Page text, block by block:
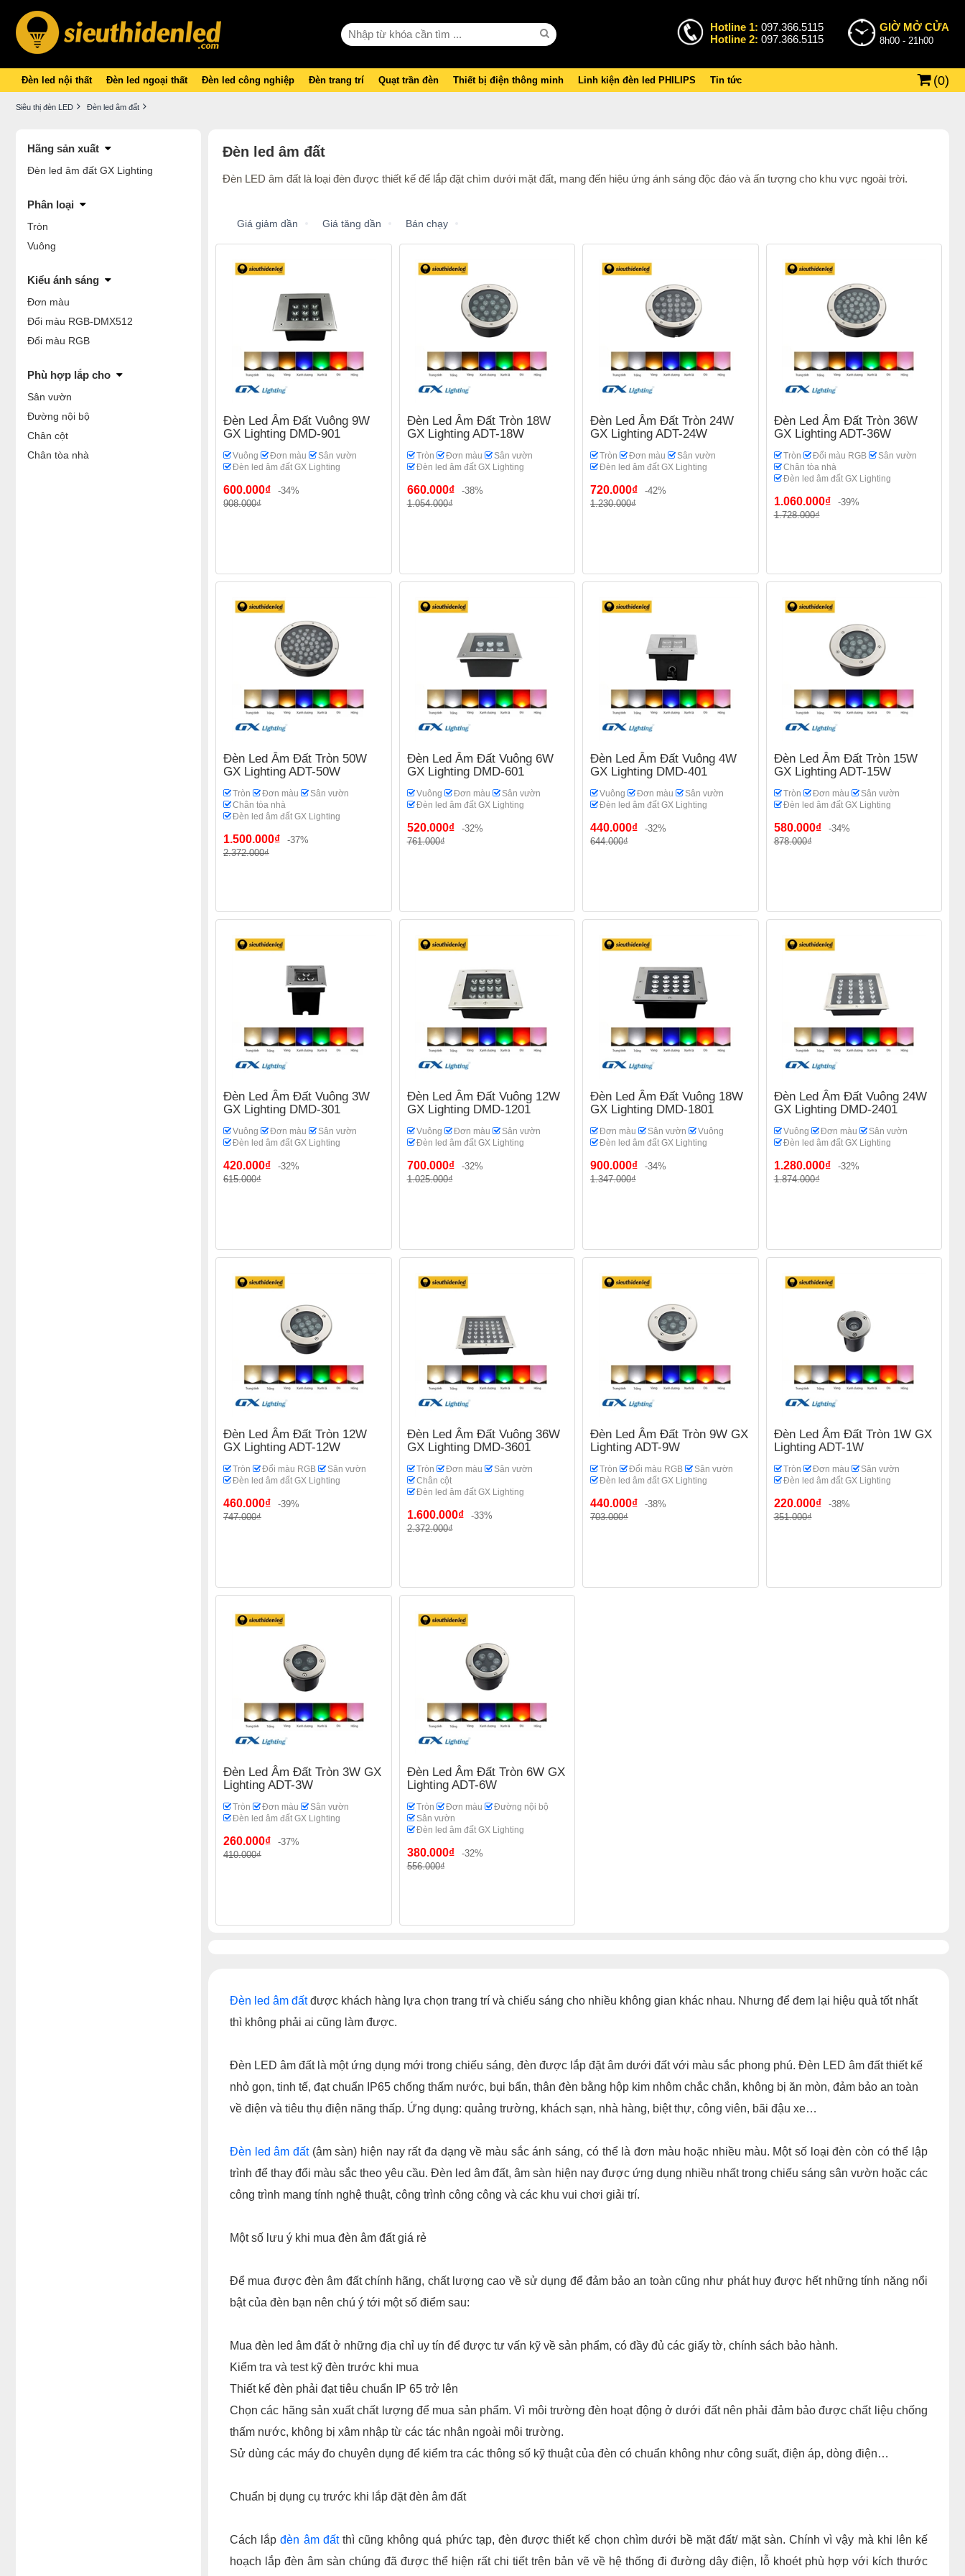
Hotline 1: 097.366.5115
Hotline 2: 097.366.5115
GIỜ MỞ CỬA
8h00 - 21h00
Đèn led nội thất Đèn led ngoại thất Đèn led công nghiệp Đèn trang trí Quạt trần đèn Thiết bị điện thông minh Linh kiện đèn led PHILIPS Tin tức (0)
Siêu thị đèn LED Đèn led âm đất
Hãng sản xuất
Đèn led âm đất GX Lighting
Phân loại
Tròn
Vuông
Kiểu ánh sáng
Đơn màu
Đổi màu RGB-DMX512
Đổi màu RGB
Phù hợp lắp cho
Sân vườn
Đường nội bộ
Chân cột
Chân tòa nhà
Đèn led âm đất
Đèn LED âm đất là loại đèn được thiết kế để lắp đặt chìm dưới mặt đất, mang đến hiệu ứng ánh sáng độc đáo và ấn tượng cho khu vực ngoài trời.
Giá giảm dần Giá tăng dần Bán chạy
Đèn Led Âm Đất Vuông 9W
GX Lighting DMD-901
Vuông Đơn màu
Sân vườn
Đèn led âm đất GX Lighting
600.000₫
-34%
908.000₫
Đèn Led Âm Đất Tròn 18W
GX Lighting ADT-18W
Tròn Đơn màu
Sân vườn
Đèn led âm đất GX Lighting
660.000₫
-38%
1.054.000₫
Đèn Led Âm Đất Tròn 24W
GX Lighting ADT-24W
Tròn Đơn màu
Sân vườn
Đèn led âm đất GX Lighting
720.000₫
-42%
1.230.000₫
Đèn Led Âm Đất Tròn 36W
GX Lighting ADT-36W
Tròn Đổi màu RGB
Sân vườn
Chân tòa nhà
Đèn led âm đất GX Lighting
1.060.000₫
-39%
1.728.000₫
Đèn Led Âm Đất Tròn 50W
GX Lighting ADT-50W
Tròn Đơn màu
Sân vườn
Chân tòa nhà
Đèn led âm đất GX Lighting
1.500.000₫
-37%
2.372.000₫
Đèn Led Âm Đất Vuông 6W
GX Lighting DMD-601
Vuông Đơn màu
Sân vườn
Đèn led âm đất GX Lighting
520.000₫
-32%
761.000₫
Đèn Led Âm Đất Vuông 4W
GX Lighting DMD-401
Vuông Đơn màu
Sân vườn
Đèn led âm đất GX Lighting
440.000₫
-32%
644.000₫
Đèn Led Âm Đất Tròn 15W
GX Lighting ADT-15W
Tròn Đơn màu
Sân vườn
Đèn led âm đất GX Lighting
580.000₫
-34%
878.000₫
Đèn Led Âm Đất Vuông 3W
GX Lighting DMD-301
Vuông Đơn màu
Sân vườn
Đèn led âm đất GX Lighting
420.000₫
-32%
615.000₫
Đèn Led Âm Đất Vuông 12W
GX Lighting DMD-1201
Vuông Đơn màu
Sân vườn
Đèn led âm đất GX Lighting
700.000₫
-32%
1.025.000₫
Đèn Led Âm Đất Vuông 18W
GX Lighting DMD-1801
Đơn màu Sân vườn
Vuông
Đèn led âm đất GX Lighting
900.000₫
-34%
1.347.000₫
Đèn Led Âm Đất Vuông 24W
GX Lighting DMD-2401
Vuông Đơn màu
Sân vườn
Đèn led âm đất GX Lighting
1.280.000₫
-32%
1.874.000₫
Đèn Led Âm Đất Tròn 12W
GX Lighting ADT-12W
Tròn Đổi màu RGB
Sân vườn
Đèn led âm đất GX Lighting
460.000₫
-39%
747.000₫
Đèn Led Âm Đất Vuông 36W
GX Lighting DMD-3601
Tròn Đơn màu
Sân vườn
Chân cột
Đèn led âm đất GX Lighting
1.600.000₫
-33%
2.372.000₫
Đèn Led Âm Đất Tròn 9W GX
Lighting ADT-9W
Tròn Đổi màu RGB
Sân vườn
Đèn led âm đất GX Lighting
440.000₫
-38%
703.000₫
Đèn Led Âm Đất Tròn 1W GX
Lighting ADT-1W
Tròn Đơn màu
Sân vườn
Đèn led âm đất GX Lighting
220.000₫
-38%
351.000₫
Đèn Led Âm Đất Tròn 3W GX
Lighting ADT-3W
Tròn Đơn màu
Sân vườn
Đèn led âm đất GX Lighting
260.000₫
-37%
410.000₫
Đèn Led Âm Đất Tròn 6W GX
Lighting ADT-6W
Tròn Đơn màu
Đường nội bộ
Sân vườn
Đèn led âm đất GX Lighting
380.000₫
-32%
556.000₫
Đèn led âm đấtđược khách hàng lựa chọn trang trí và chiếu sáng cho nhiều không gian khác nhau. Nhưng để đem lại hiệu quả tốt nhất
thì không phải ai cũng làm được.
Đèn LED âm đất là một ứng dụng mới trong chiếu sáng, đèn được lắp đặt âm dưới đất với màu sắc phong phú. Đèn LED âm đất thiết kế
nhỏ gọn, tinh tế, đạt chuẩn IP65 chống thấm nước, bụi bẩn, thân đèn bằng hộp kim nhôm chắc chắn, không bị ăn mòn, đảm bảo an toàn
về điện và tiêu thụ điện năng thấp. Ứng dụng: quảng trường, khách sạn, nhà hàng, biệt thự, công viên, bãi đậu xe…
Đèn led âm đất(âm sàn) hiện nay rất đa dạng về màu sắc ánh sáng, có thể là đơn màu hoặc nhiều màu. Một số loại đèn còn có thể lập
trình để thay đổi màu sắc theo yêu cầu. Đèn led âm đất, âm sàn hiện nay được ứng dụng nhiều nhất trong chiếu sáng sân vườn hoặc các
công trình mang tính nghệ thuật, công trình công công và các khu vui chơi giải trí.
Một số lưu ý khi mua đèn âm đất giá rẻ
Để mua được đèn âm đất chính hãng, chất lượng cao về sử dụng để đảm bảo an toàn cũng như phát huy được hết những tính năng nổi
bật của đèn bạn nên chú ý tới một số điểm sau:
Mua đèn led âm đất ở những địa chỉ uy tín để được tư vấn kỹ về sản phẩm, có đầy đủ các giấy tờ, chính sách bảo hành.
Kiểm tra và test kỹ đèn trước khi mua
Thiết kế đèn phải đạt tiêu chuẩn IP 65 trở lên
Chọn các hãng sản xuất chất lượng để mua sản phẩm. Vì môi trường đèn hoạt động ở dưới đất nên phải đảm bảo được chất liệu chống
thấm nước, không bị xâm nhập từ các tác nhân ngoài môi trường.
Sử dùng các máy đo chuyên dụng để kiểm tra các thông số kỹ thuật của đèn có chuẩn không như công suất, điện áp, dòng điện…
Chuẩn bị dụng cụ trước khi lắp đặt đèn âm đất
Cách lắpđèn âm đấtthì cũng không quá phức tạp, đèn được thiết kế chọn chìm dưới bề mặt đất/ mặt sàn. Chính vì vậy mà khi lên kế
hoạch lắp đèn âm sàn chúng đã được thể hiện rất chi tiết trên bản vẽ về hệ thống đi đường dây điện, lỗ khoét phù hợp với kích thước